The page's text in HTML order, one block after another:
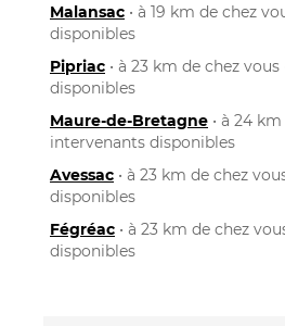
Malansac • à 19 km de chez
disponibles
Pipriac • à 23 km de chez
disponibles
Maure-de-Bretagne • à 24
intervenants disponibles
Avessac • à 23 km de chez
disponibles
Fégréac • à 23 km de chez
disponibles